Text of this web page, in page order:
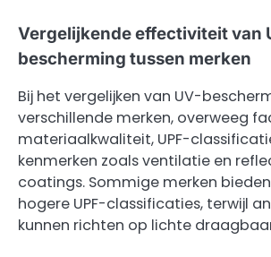
Vergelijkende effectiviteit van
bescherming tussen merken
Bij het vergelijken van UV-
verschillende merken, overweeg
materiaalkwaliteit, UPF-
kenmerken zoals ventilatie en
coatings. Sommige merken
hogere UPF-classificaties, terwijl
kunnen richten op lichte